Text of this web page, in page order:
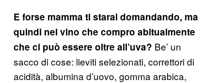
E forse mamma ti starai domandando, ma
quindi nel vino che compro abitualmente
che ci può essere oltre all’uva? Be’ un
sacco di cose: lieviti selezionati, correttori di
acidità, albumina d’uovo, gomma arabica,